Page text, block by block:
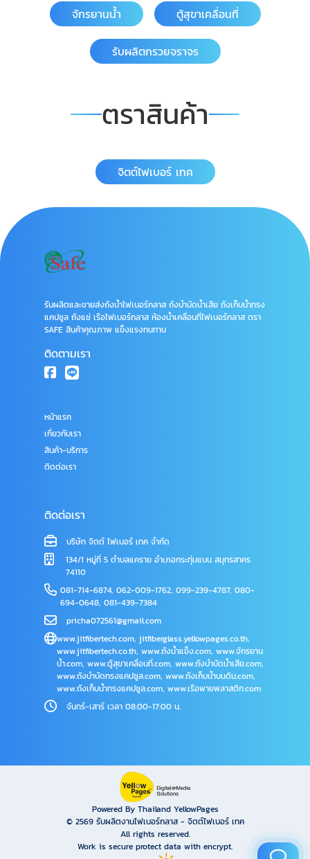
จักรยานน้ำ ตู้สุขาเคลื่อนที่
รับผลิตกรวยจราจร
ตราสินค้า
จิตต์ไฟเบอร์ เทค
รับผลิตและขายส่งถังน้ำไฟเบอร์กลาส ถังบำบัดน้ำเสีย ถังเก็บน้ำทรง
แคปซูล ถังแช่ เรือไฟเบอร์กลาส ห้องน้ำเคลื่อนที่ไฟเบอร์กลาส ตรา
SAFE สินค้าคุณภาพ แข็งแรงทนทาน
ติดตามเรา
หน้าแรก
เกี่ยวกับเรา
สินค้า-บริการ
ติดต่อเรา
ติดต่อเรา
บริษัท จิตต์ ไฟเบอร์ เทค จำกัด
134/1 หมู่ที่ 5 ตำบลแคราย อำเภอกระทุ่มแบน สมุทรสาคร
74110
081-714-6874, 062-009-1762, 099-239-4787, 080-
694-0648, 081-439-7384
pricha072561@gmail.com
www.jitfibertech.com, jitfiberglass.yellowpages.co.th,
www.jitfibertech.co.th, www.ถังน้ำแข็ง.com, www.จักรยาน
น้ำ.com, www.ตู้สุขาเคลื่อนที่.com, www.ถังบำบัดน้ำเสีย.com,
www.ถังบำบัดทรงแคปซูล.com, www.ถังเก็บน้ำบนดิน.com,
www.ถังเก็บน้ำทรงแคปซูล.com, www.เรือพายพลาสติก.com
จันทร์-เสาร์ เวลา 08:00-17:00 น.
Powered By Thailand YellowPages
© 2569 รับผลิตงานไฟเบอร์กลาส - จิตต์ไฟเบอร์ เทค
All rights reserved.
Work is secure protect data with encrypt.